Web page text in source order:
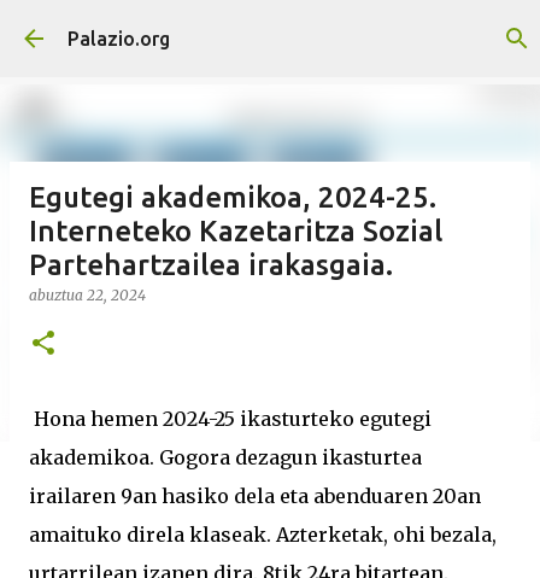
Saltatu eta joan eduki nagusira
Palazio.org
Egutegi akademikoa, 2024-25.
Interneteko Kazetaritza Sozial
Partehartzailea irakasgaia.
abuztua 22, 2024
Hona hemen 2024-25 ikasturteko egutegi
akademikoa. Gogora dezagun ikasturtea
irailaren 9an hasiko dela eta abenduaren 20an
amaituko direla klaseak. Azterketak, ohi bezala,
urtarrilean izanen dira, 8tik 24ra bitartean.